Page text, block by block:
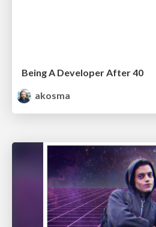
Being A Developer After 40
akosma